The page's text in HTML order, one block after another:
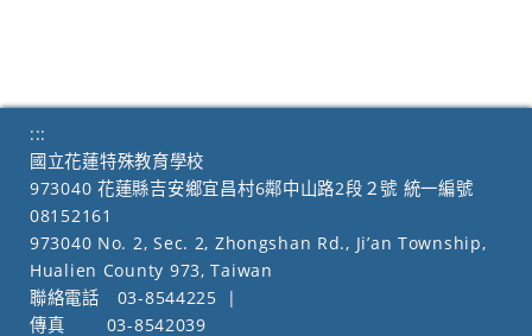
:::
國立花蓮特殊教育學校
973040 花蓮縣吉安鄉宜昌村6鄰中山路2段２號 統一編號
08152161
973040 No. 2, Sec. 2, Zhongshan Rd., Ji’an Township,
Hualien County 973, Taiwan
聯絡電話
03-8544225
|
傳真
03-8542039